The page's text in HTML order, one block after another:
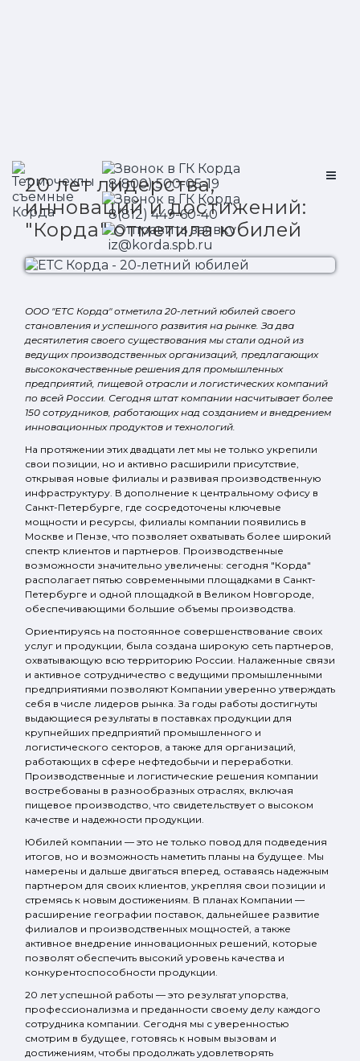
8(800) 500-05-19
8(812) 449-60-40
iz@korda.spb.ru
20 лет лидерства,
инноваций и достижений:
"Корда" отметила юбилей
ООО "ЕТС Корда" отметила 20-летний юбилей своего
становления и успешного развития на рынке. За два
десятилетия своего существования мы стали одной из
ведущих производственных организаций, предлагающих
высококачественные решения для промышленных
предприятий, пищевой отрасли и логистических компаний
по всей России. Сегодня штат компании насчитывает более
150 сотрудников, работающих над созданием и внедрением
инновационных продуктов и технологий.
На протяжении этих двадцати лет мы не только укрепили
свои позиции, но и активно расширили присутствие,
открывая новые филиалы и развивая производственную
инфраструктуру. В дополнение к центральному офису в
Санкт-Петербурге, где сосредоточены ключевые
мощности и ресурсы, филиалы компании появились в
Москве и Пензе, что позволяет охватывать более широкий
спектр клиентов и партнеров. Производственные
возможности значительно увеличены: сегодня "Корда"
располагает пятью современными площадками в Санкт-
Петербурге и одной площадкой в Великом Новгороде,
обеспечивающими большие объемы производства.
Ориентируясь на постоянное совершенствование своих
услуг и продукции, была создана широкую сеть партнеров,
охватывающую всю территорию России. Налаженные связи
и активное сотрудничество с ведущими промышленными
предприятиями позволяют Компании уверенно утверждать
себя в числе лидеров рынка. За годы работы достигнуты
выдающиеся результаты в поставках продукции для
крупнейших предприятий промышленного и
логистического секторов, а также для организаций,
работающих в сфере нефтедобычи и переработки.
Производственные и логистические решения компании
востребованы в разнообразных отраслях, включая
пищевое производство, что свидетельствует о высоком
качестве и надежности продукции.
Юбилей компании — это не только повод для подведения
итогов, но и возможность наметить планы на будущее. Мы
намерены и дальше двигаться вперед, оставаясь надежным
партнером для своих клиентов, укрепляя свои позиции и
стремясь к новым достижениям. В планах Компании —
расширение географии поставок, дальнейшее развитие
филиалов и производственных мощностей, а также
активное внедрение инновационных решений, которые
позволят обеспечить высокий уровень качества и
конкурентоспособности продукции.
20 лет успешной работы — это результат упорства,
профессионализма и преданности своему делу каждого
сотрудника компании. Сегодня мы с уверенностью
смотрим в будущее, готовясь к новым вызовам и
достижениям, чтобы продолжать удовлетворять